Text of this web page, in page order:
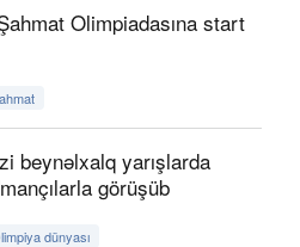
Olimpiadasına start
beynəlxalq yarışlarda
görüşüb
dünyası